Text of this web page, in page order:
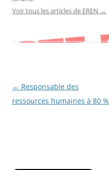
Voir tous les articles de EREN →
Navigation
des
← Responsable des
ressources humaines à 80 %